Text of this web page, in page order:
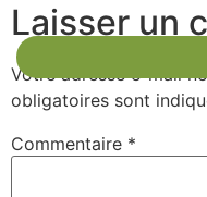
Laisser un
Votre adresse e-mail
obligatoires sont
Commentaire *